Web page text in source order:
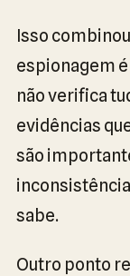
Isso
espionagem
não verifica
evidências
são
sabe.
Outro ponto